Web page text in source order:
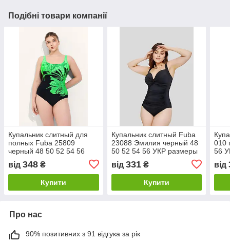
Подібні товари компанії
Купальник слитный для
полных Fuba 25809
черный 48 50 52 54 56
від 348 ₴
Купити
Купальник слитный Fuba
23088 Эмилия черный 48
50 52 54 56 УКР размеры
від 331₴
Купити
010
56
від
Про нас
90% позитивних з 91 відгука за рік